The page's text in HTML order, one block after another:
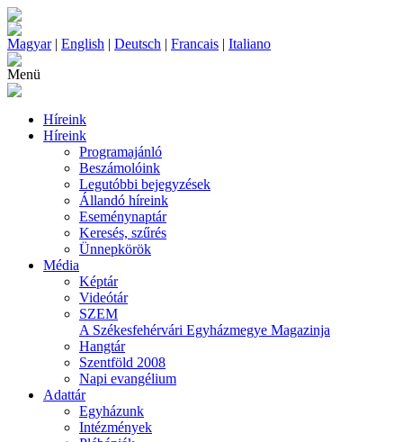
Magyar| English | Deutsch | Francais | Italiano
Menü
Híreink
Híreink
Programajánló
Beszámolóink
Legutóbbi bejegyzések
Állandó híreink
Eseménynaptár
Keresés, szűrés
Ünnepkörök
Média
Képtár
Videótár
SZEM
A Székesfehérvári Egyházmegye Magazinja
Hangtár
Szentföld 2008
Napi evangélium
Adattár
Egyházunk
Intézmények